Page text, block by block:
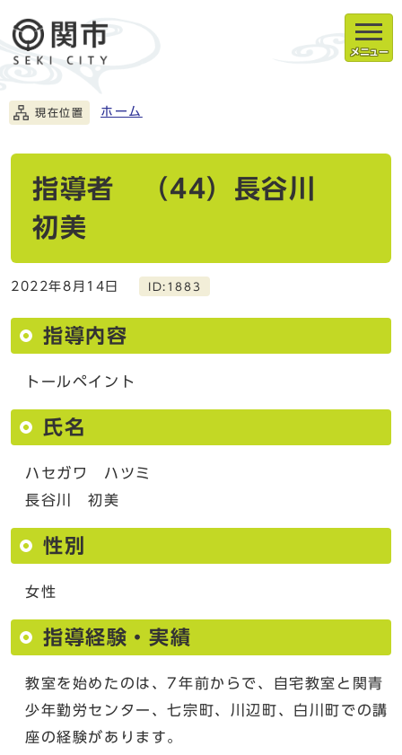
メニュー
現在位置 ホーム
指導者 （44）長谷川
初美
2022年8月14日 ID:1883
指導内容
トールペイント
氏名
ハセガワ ハツミ
長谷川 初美
性別
女性
指導経験・実績
教室を始めたのは、7年前からで、自宅教室と関青
少年勤労センター、七宗町、川辺町、白川町での講
座の経験があります。